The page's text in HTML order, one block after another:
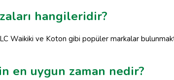
hangileridir?
Waikiki ve Koton gibi popüler markalar
en uygun zaman nedir?